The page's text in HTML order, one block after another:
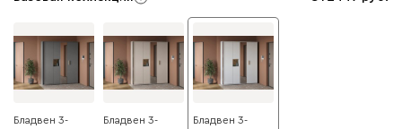
Бладвен 3-
Бладвен 3-
Бладвен 3-